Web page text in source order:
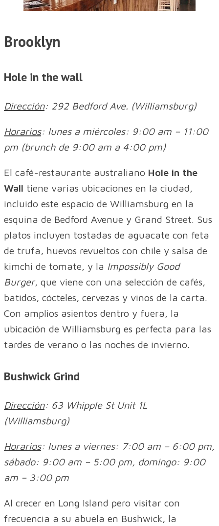
Brooklyn
Hole in the wall
Dirección: 292 Bedford Ave. (Williamsburg)
Horarios: lunes a miércoles: 9:00 am – 11:00
pm (brunch de 9:00 am a 4:00 pm)
El café-restaurante australiano Hole in the
Wall tiene varias ubicaciones en la ciudad,
incluido este espacio de Williamsburg en la
esquina de Bedford Avenue y Grand Street. Sus
platos incluyen tostadas de aguacate con feta
de trufa, huevos revueltos con chile y salsa de
kimchi de tomate, y la Impossibly Good
Burger, que viene con una selección de cafés,
batidos, cócteles, cervezas y vinos de la carta.
Con amplios asientos dentro y fuera, la
ubicación de Williamsburg es perfecta para las
tardes de verano o las noches de invierno.
Bushwick Grind
Dirección: 63 Whipple St Unit 1L
(Williamsburg)
Horarios: lunes a viernes: 7:00 am – 6:00 pm,
sábado: 9:00 am – 5:00 pm, domingo: 9:00
am – 3:00 pm
Al crecer en Long Island pero visitar con
frecuencia a su abuela en Bushwick, la